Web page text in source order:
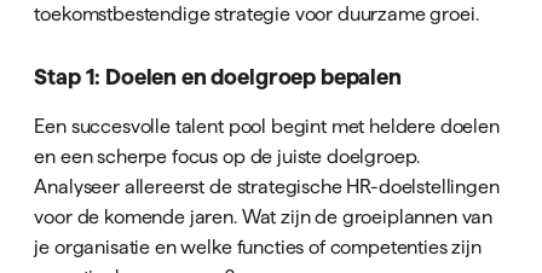
toekomstbestendige strategie voor duurzame groei.
Stap 1: Doelen en doelgroep bepalen
Een succesvolle talent pool begint met heldere doelen
en een scherpe focus op de juiste doelgroep.
Analyseer allereerst de strategische HR-doelstellingen
voor de komende jaren. Wat zijn de groeiplannen van
je organisatie en welke functies of competenties zijn